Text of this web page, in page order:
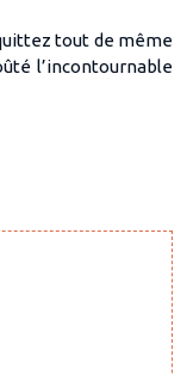
tout de même
l’incontournable